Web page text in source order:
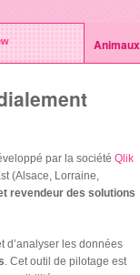
Animaux
par la société Qlik
(Alsace, Lorraine,
revendeur des solutions
d’analyser les données
. Cet outil de pilotage est